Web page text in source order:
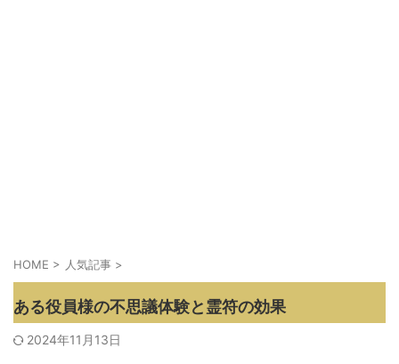
HOME > 人気記事 >
ある役員様の不思議体験と霊符の効果
2024年11月13日